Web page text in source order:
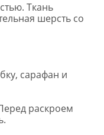
Ткань
шерсть со
сарафан и
раскроем